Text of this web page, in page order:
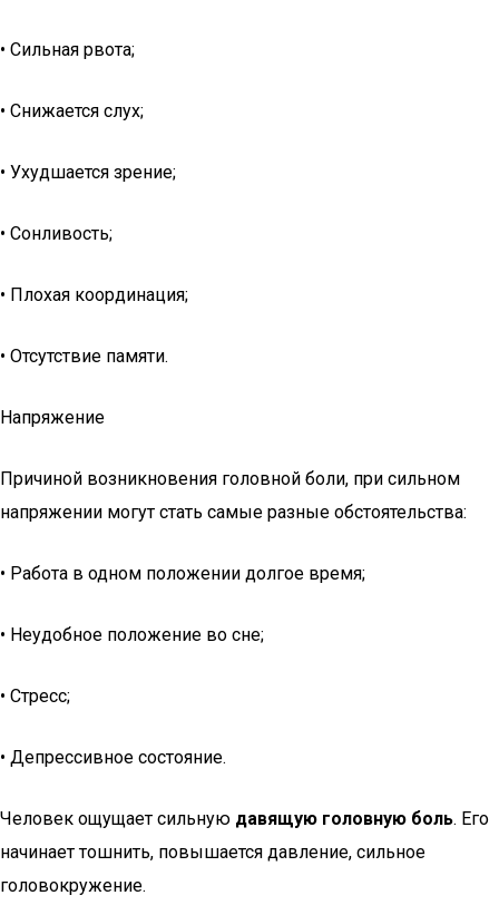
• Сильная рвота;
• Снижается слух;
• Ухудшается зрение;
• Сонливость;
• Плохая координация;
• Отсутствие памяти.
Напряжение
Причиной возникновения головной боли, при сильном
напряжении могут стать самые разные обстоятельства:
• Работа в одном положении долгое время;
• Неудобное положение во сне;
• Стресс;
• Депрессивное состояние.
Человек ощущает сильную давящую головную боль. Его
начинает тошнить, повышается давление, сильное
головокружение.